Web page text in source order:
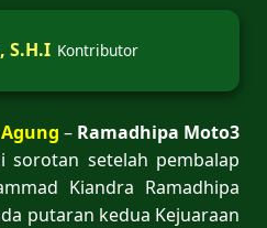
S.H.I Kontributor
– Ramadhipa Moto3
sorotan setelah pembalap
Kiandra Ramadhipa
putaran kedua Kejuaraan